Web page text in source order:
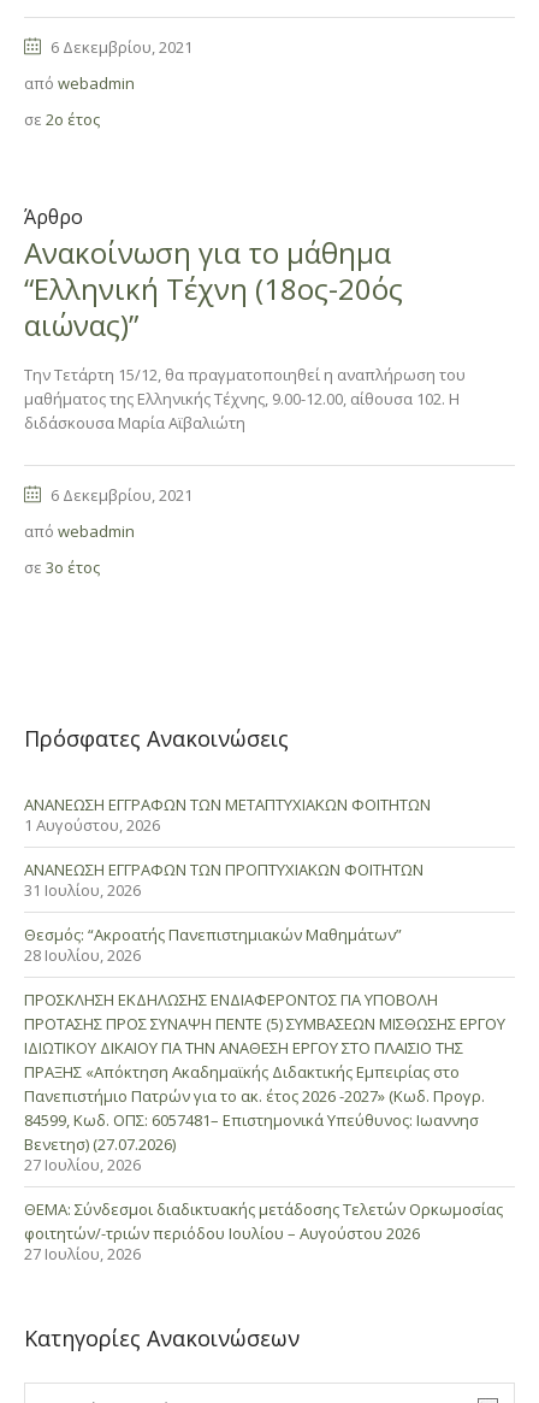
6 Δεκεμβρίου, 2021
από webadmin
σε 2ο έτος
Άρθρο
Ανακοίνωση για το μάθημα
“Ελληνική Τέχνη (18ος-20ός
αιώνας)”
Την Τετάρτη 15/12, θα πραγματοποιηθεί η αναπλήρωση του
μαθήματος της Ελληνικής Τέχνης, 9.00-12.00, αίθουσα 102. Η
διδάσκουσα Μαρία Αϊβαλιώτη
6 Δεκεμβρίου, 2021
από webadmin
σε 3ο έτος
Πρόσφατες Ανακοινώσεις
ΑΝΑΝΕΩΣΗ ΕΓΓΡΑΦΩΝ ΤΩΝ ΜΕΤΑΠΤΥΧΙΑΚΩΝ ΦΟΙΤΗΤΩΝ
1 Αυγούστου, 2026
ΑΝΑΝΕΩΣΗ ΕΓΓΡΑΦΩΝ ΤΩΝ ΠΡΟΠΤΥΧΙΑΚΩΝ ΦΟΙΤΗΤΩΝ
31 Ιουλίου, 2026
Θεσμός: “Ακροατής Πανεπιστημιακών Μαθημάτων”
28 Ιουλίου, 2026
ΠΡΟΣΚΛΗΣΗ ΕΚΔΗΛΩΣΗΣ ΕΝΔΙΑΦΕΡΟΝΤΟΣ ΓΙΑ ΥΠΟΒΟΛΗ
ΠΡΟΤΑΣΗΣ ΠΡΟΣ ΣΥΝΑΨΗ ΠΕΝΤΕ (5) ΣΥΜΒΑΣΕΩΝ ΜΙΣΘΩΣΗΣ ΕΡΓΟΥ
ΙΔΙΩΤΙΚΟΥ ΔΙΚΑΙΟΥ ΓΙΑ ΤΗΝ ΑΝΑΘΕΣΗ ΕΡΓΟΥ ΣΤΟ ΠΛΑΙΣΙΟ ΤΗΣ
ΠΡΑΞΗΣ «Απόκτηση Ακαδημαϊκής Διδακτικής Εμπειρίας στο
Πανεπιστήμιο Πατρών για το ακ. έτος 2026 -2027» (Κωδ. Προγρ.
84599, Κωδ. ΟΠΣ: 6057481– Επιστημονικά Υπεύθυνος: Ιωαννησ
Βενετησ) (27.07.2026)
27 Ιουλίου, 2026
ΘΕΜΑ: Σύνδεσμοι διαδικτυακής μετάδοσης Τελετών Ορκωμοσίας
φοιτητών/-τριών περιόδου Ιουλίου – Αυγούστου 2026
27 Ιουλίου, 2026
Κατηγορίες Ανακοινώσεων